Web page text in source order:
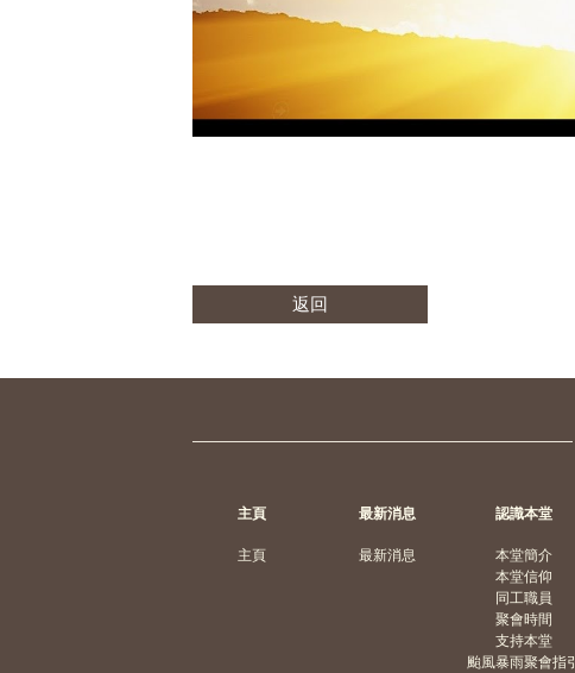
返回
主頁
主頁
最新消息
最新消息
認識本堂
本堂簡介
本堂信仰
同工職員
聚會時間
支持本堂
颱風暴雨聚會指引